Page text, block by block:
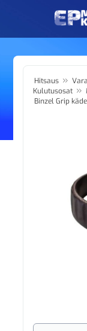
Hitsaus »
Kulutusosat »
Binzel Grip